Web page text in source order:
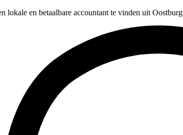
lokale en betaalbare accountant te vinden uit Oostburg